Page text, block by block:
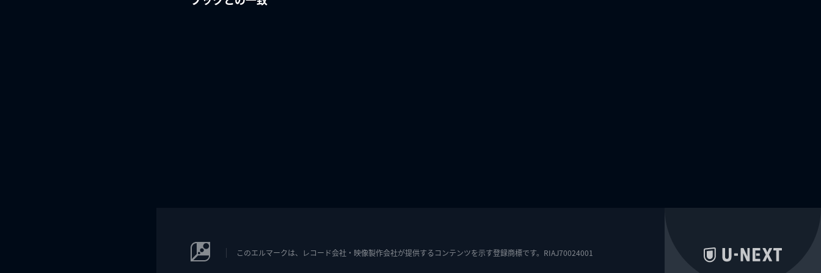
このエルマークは、レコード会社・映像製作会社が提供するコンテンツを示す登録商標です。RIAJ70024001